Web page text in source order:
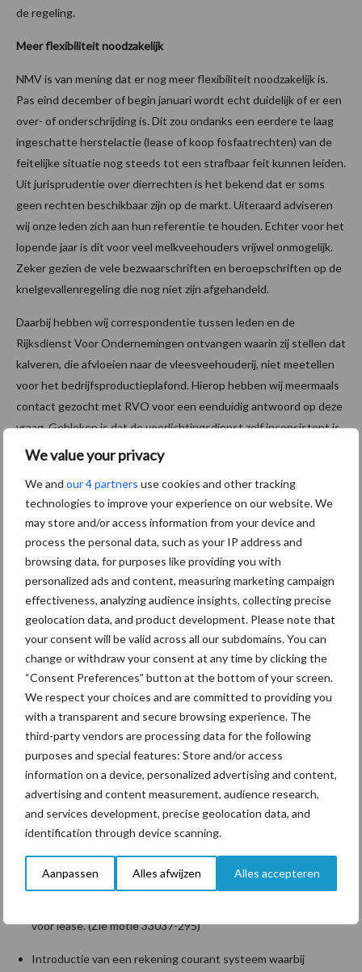
We value your privacy
We and our 4 partners use cookies and other tracking
technologies to improve your experience on our website. We
may store and/or access information from your device and
process the personal data, such as your IP address and
browsing data, for purposes like providing you with
personalized ads and content, measuring marketing campaign
effectiveness, analyzing audience insights, collecting precise
geolocation data, and product development. Please note that
your consent will be valid across all our subdomains. You can
change or withdraw your consent at any time by clicking the
“Consent Preferences” button at the bottom of your screen.
We respect your choices and are committed to providing you
with a transparent and secure browsing experience. The
third-party vendors are processing data for the following
purposes and special features: Store and/or access
information on a device, personalized advertising and content,
advertising and content measurement, audience research,
and services development, precise geolocation data, and
identification through device scanning.
Aanpassen Alles afwijzen Alles accepteren
de regeling.
Meer flexibiliteit noodzakelijk
NMV is van mening dat er nog meer flexibiliteit noodzakelijk is.
Pas eind december of begin januari wordt echt duidelijk of er een
over- of onderschrijding is. Dit zou ondanks een eerdere te laag
ingeschatte herstelactie (lease of koop fosfaatrechten) van de
feitelijke situatie nog steeds tot een strafbaar feit kunnen leiden.
Uit jurisprudentie over dierrechten is het bekend dat er soms
geen rechten beschikbaar zijn op de markt. Uiteraard adviseren
wij onze leden zich aan hun referentie te houden. Echter voor het
lopende jaar is dit voor veel melkveehouders vrijwel onmogelijk.
Zeker gezien de vele bezwaarschriften en beroepschriften op de
knelgevallenregeling die nog niet zijn afgehandeld.
Daarbij hebben wij correspondentie tussen leden en de
Rijksdienst Voor Ondernemingen ontvangen waarin zij stellen dat
kalveren, die afvloeien naar de vleesveehouderij, niet meetellen
voor het bedrijfsproductieplafond. Hierop hebben wij meermaals
contact gezocht met RVO voor een eenduidig antwoord op deze
vraag. Gebleken is dat de voorlichtingsdienst zelf inconsistent is
in de beantwoording van deze vraag. Dit is te betreuren daar zij
die boeren zelf niet overzien. Voor zover ons bekend tellen
kalveren die afvloeien naar de mesterij namelijk wel mee, omdat zij
worden aangemeld op code 101 met als gebruiksdoel de
de kalveren het melkveebedrijf verlaten, veelal na zo’n twee
weken. Dit pleit er wat ons betreft voor om een extra
diercategorie toe te voegen, voor kalveren die geboren worden
op een melkveehouderij, maar waarvan bekend is dat het
gebruiksdoel ten behoeve van de vleesveehouderij zal zijn.
Voor al deze omstandigheden tezamen zijn oplossingen
noodzakelijk om een geringe overschrijding van het
geproduceerde fosfaat te kunnen herstellen. Concreet heeft
NMV enkele voorstellen en vraagt u deze op te nemen in het
stelsel van fosfaatrechten:
Handel in fosfaat mogelijk tot en met 31 januari voor het
voorgaande kalenderjaar. Dan is duidelijk welke bedrijven nog
acteren.
voor lease. (Zie motie 33037-295)
Introductie van een rekening courant systeem waarbij